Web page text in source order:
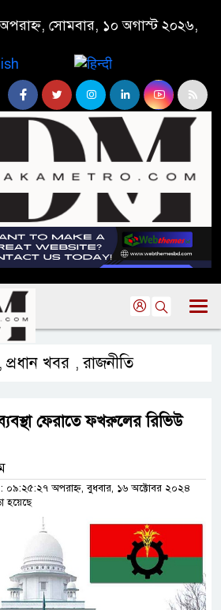
সোমবার, ১০ অগাস্ট ২০২৬,
, প্রধান খবর ,রাজনীতি
ফেরাতে ফখরুলের রিভিউ
অপরাহ্ন, বুধবার, ১৬ অক্টোবর ২০২৪
হয়েছে